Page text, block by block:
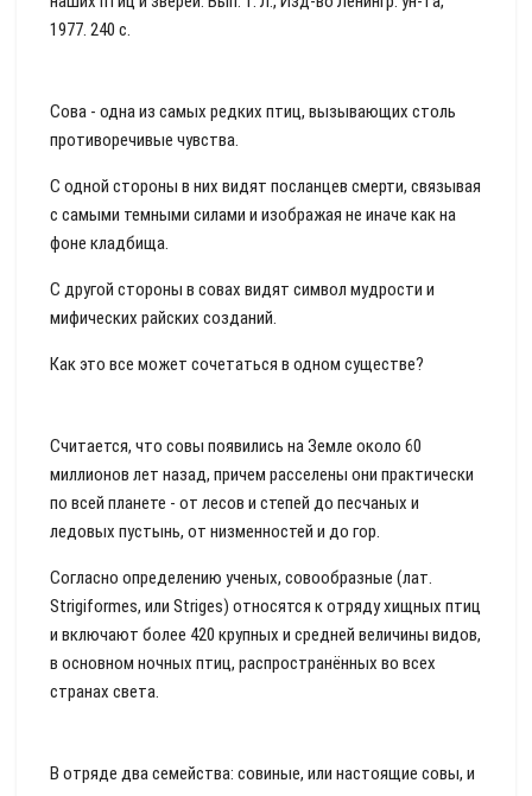
1977. 240 с.
Сова - одна из самых редких птиц, вызывающих столь
противоречивые чувства.
С одной стороны в них видят посланцев смерти, связывая
с самыми темными силами и изображая не иначе как на
фоне кладбища.
С другой стороны в совах видят символ мудрости и
мифических райских созданий.
Как это все может сочетаться в одном существе?
Считается, что совы появились на Земле около 60
миллионов лет назад, причем расселены они практически
по всей планете - от лесов и степей до песчаных и
ледовых пустынь, от низменностей и до гор.
Согласно определению ученых, совообразные (лат.
Strigiformes, или Striges) относятся к отряду хищных птиц
и включают более 420 крупных и средней величины видов,
в основном ночных птиц, распространённых во всех
странах света.
В отряде два семейства: совиные, или настоящие совы, и